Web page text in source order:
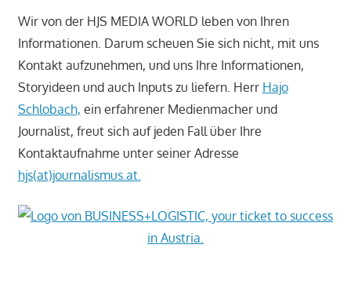
Wir von der HJS MEDIA WORLD leben von Ihren
Informationen. Darum scheuen Sie sich nicht, mit uns
Kontakt aufzunehmen, und uns Ihre Informationen,
Storyideen und auch Inputs zu liefern. Herr Hajo
Schlobach, ein erfahrener Medienmacher und
Journalist, freut sich auf jeden Fall über Ihre
Kontaktaufnahme unter seiner Adresse
hjs(at)journalismus.at.